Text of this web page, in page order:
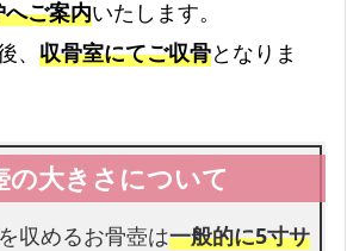
会者
お葬式の司会をします
花祭壇
生花祭壇は無料です
ご案内いたします。
収骨室にてご収骨となりま
収めるお骨壺は一般的に5寸サ